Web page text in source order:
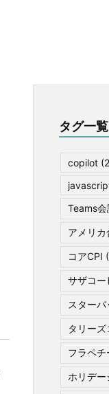
タグ一覧
copilot
Teams会
アメリカ
コアCPI
サザコー
スター
タリー
フラペチ
ホリデ